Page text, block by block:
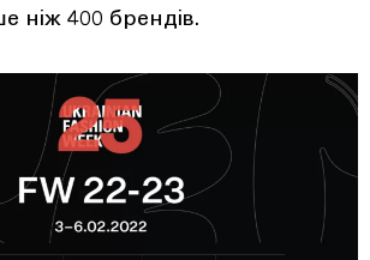
ніж 400 брендів.